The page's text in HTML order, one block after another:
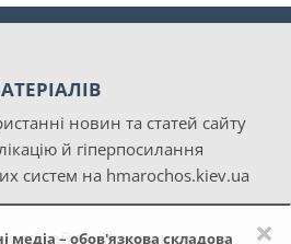
×
медіа – обов'язкова складова
новин та статей сайту
й гіперпосилання
систем на hmarochos.kiev.ua
сайту «Хмарочос»